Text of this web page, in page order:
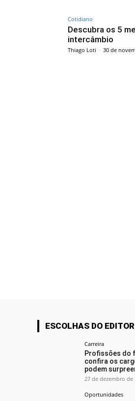
Cotidiano
Descubra os 5
intercâmbio
Thiago Loti - 30 de
ESCOLHAS DO EDITOR
Carreira
Profissões do
confira os
podem
27 de dezembro de
Oportunidades